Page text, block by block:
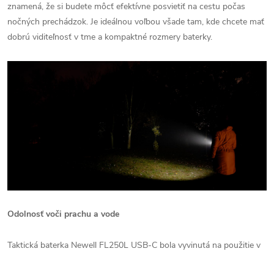
znamená, že si budete môcť efektívne posvietiť na cestu počas
nočných prechádzok. Je ideálnou voľbou všade tam, kde chcete mať
dobrú viditeľnosť v tme a kompaktné rozmery baterky.
Odolnosť voči prachu a vode
Taktická baterka Newell FL250L USB-C bola vyvinutá na použitie v